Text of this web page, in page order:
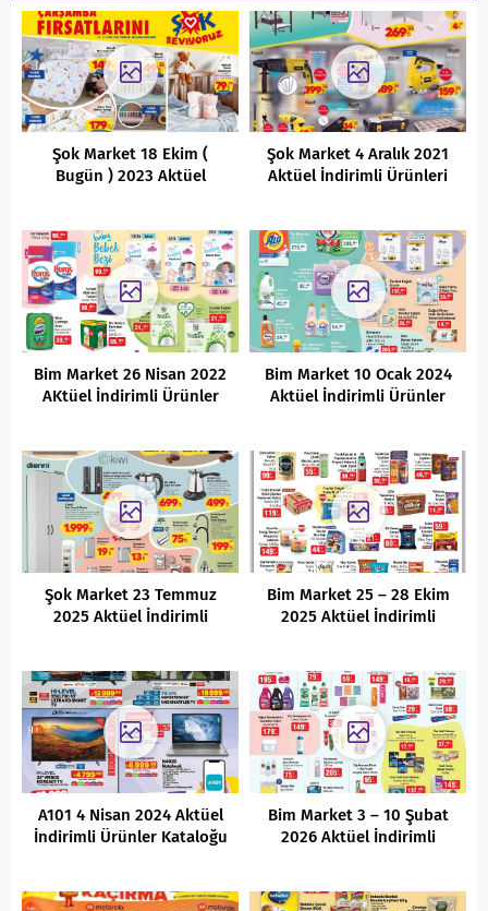
Şok Market 18 Ekim (
Bugün ) 2023 Aktüel
Şok Market 4 Aralık 2021
Aktüel İndirimli Ürünleri
Bim Market 26 Nisan 2022
AKtüel İndirimli Ürünler
Bim Market 10 Ocak 2024
Aktüel İndirimli Ürünler
Şok Market 23 Temmuz
2025 Aktüel İndirimli
Bim Market 25 – 28 Ekim
2025 Aktüel İndirimli
A101 4 Nisan 2024 Aktüel
İndirimli Ürünler Kataloğu
Bim Market 3 – 10 Şubat
2026 Aktüel İndirimli